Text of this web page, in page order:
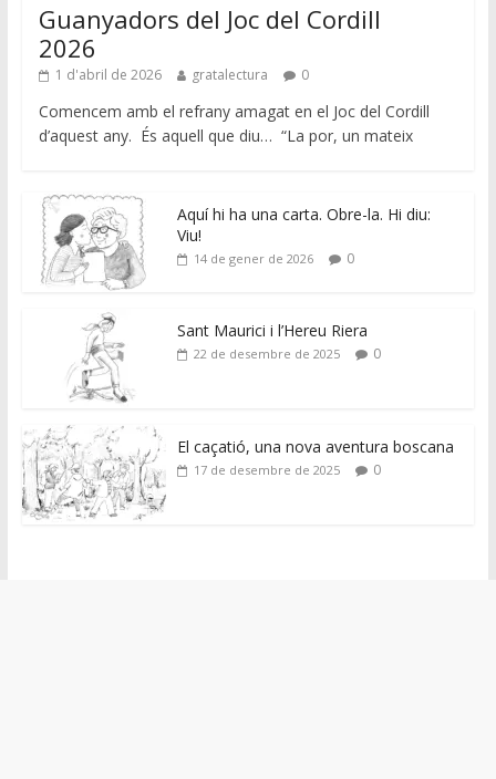
Guanyadors del Joc del Cordill
2026
1 d'abril de 2026 gratalectura 0
Comencem amb el refrany amagat en el Joc del Cordill
d’aquest any. És aquell que diu… “La por, un mateix
Aquí hi ha una carta. Obre-la. Hi diu:
Viu!
14 de gener de 2026 0
Sant Maurici i l’Hereu Riera
22 de desembre de 2025 0
El caçatió, una nova aventura boscana
17 de desembre de 2025 0